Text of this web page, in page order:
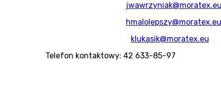
hmalolepszy@moratex.eu
klukasik@moratex.eu
Telefon kontaktowy: 42 633-85-97